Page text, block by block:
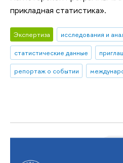
прикладная статистика».
Экспертиза
исследования и
статистические данные
репортаж о событии